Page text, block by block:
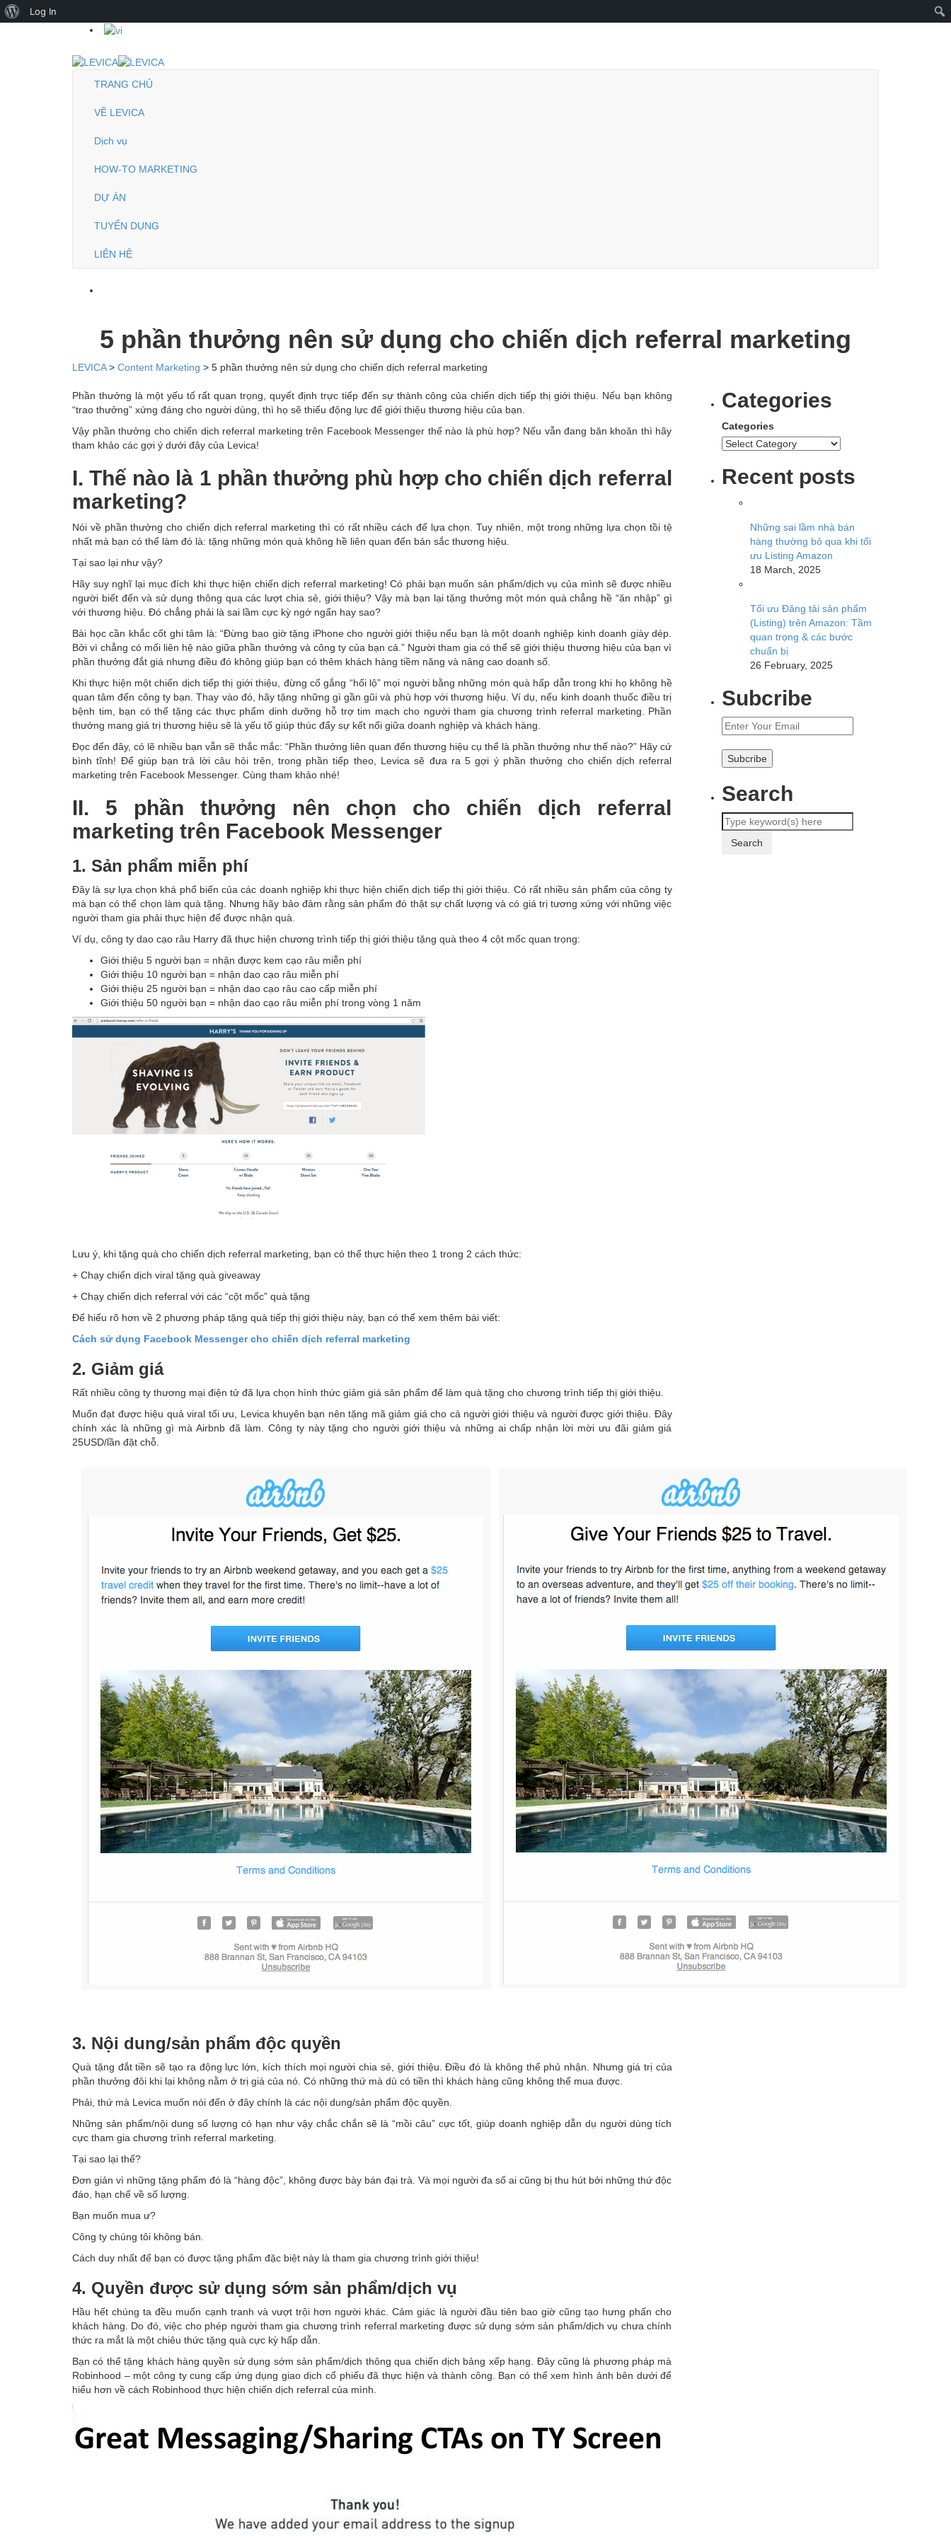
TRANG CHỦ
VỀ LEVICA
Dịch vụ
HOW-TO MARKETING
DỰ ÁN
TUYỂN DỤNG
LIÊN HỆ
5 phần thưởng nên sử dụng cho chiến dịch referral marketing
LEVICA> Content Marketing > 5 phần thưởng nên sử dụng cho chiến dịch referral marketing
Phần thưởng là một yếu tố rất quan trọng, quyết định trực tiếp đến sự thành công của chiến dịch tiếp thị giới thiệu. Nếu bạn không
“trao thưởng” xứng đáng cho người dùng, thì họ sẽ thiếu động lực để giới thiệu thương hiệu của bạn.
Vậy phần thưởng cho chiến dịch referral marketing trên Facebook Messenger thế nào là phù hợp? Nếu vẫn đang băn khoăn thì hãy
tham khảo các gợi ý dưới đây của Levica!
I. Thế nào là 1 phần thưởng phù hợp cho chiến dịch referral
marketing?
Nói về phần thưởng cho chiến dịch referral marketing thì có rất nhiều cách để lựa chọn. Tuy nhiên, một trong những lựa chọn tồi tệ
nhất mà bạn có thể làm đó là: tặng những món quà không hề liên quan đến bản sắc thương hiệu.
Tại sao lại như vậy?
Hãy suy nghĩ lại mục đích khi thực hiện chiến dịch referral marketing! Có phải bạn muốn sản phẩm/dịch vụ của mình sẽ được nhiều
người biết đến và sử dụng thông qua các lượt chia sẻ, giới thiệu? Vậy mà bạn lại tặng thưởng một món quà chẳng hề “ăn nhập” gì
với thương hiệu. Đó chẳng phải là sai lầm cực kỳ ngớ ngẩn hay sao?
Bài học cần khắc cốt ghi tâm là: “Đừng bao giờ tặng iPhone cho người giới thiệu nếu bạn là một doanh nghiệp kinh doanh giày dép.
Bởi vì chẳng có mối liên hệ nào giữa phần thưởng và công ty của bạn cả.” Người tham gia có thể sẽ giới thiệu thương hiệu của bạn vì
phần thưởng đắt giá nhưng điều đó không giúp bạn có thêm khách hàng tiềm năng và nâng cao doanh số.
Khi thực hiện một chiến dịch tiếp thị giới thiệu, đừng cố gắng “hối lộ” mọi người bằng những món quà hấp dẫn trong khi họ không hề
quan tâm đến công ty bạn. Thay vào đó, hãy tặng những gì gần gũi và phù hợp với thương hiệu. Ví dụ, nếu kinh doanh thuốc điều trị
bệnh tim, bạn có thể tặng các thực phẩm dinh dưỡng hỗ trợ tim mạch cho người tham gia chương trình referral marketing. Phần
thưởng mang giá trị thương hiệu sẽ là yếu tố giúp thúc đẩy sự kết nối giữa doanh nghiệp và khách hàng.
Đọc đến đây, có lẽ nhiều bạn vẫn sẽ thắc mắc: “Phần thưởng liên quan đến thương hiệu cụ thể là phần thưởng như thế nào?” Hãy cứ
bình tĩnh! Để giúp bạn trả lời câu hỏi trên, trong phần tiếp theo, Levica sẽ đưa ra 5 gợi ý phần thưởng cho chiến dịch referral
marketing trên Facebook Messenger. Cùng tham khảo nhé!
II. 5 phần thưởng nên chọn cho chiến dịch referral
marketing trên Facebook Messenger
1. Sản phẩm miễn phí
Đây là sự lựa chọn khá phổ biến của các doanh nghiệp khi thực hiện chiến dịch tiếp thị giới thiệu. Có rất nhiều sản phẩm của công ty
mà bạn có thể chọn làm quà tặng. Nhưng hãy bảo đảm rằng sản phẩm đó thật sự chất lượng và có giá trị tương xứng với những việc
người tham gia phải thực hiện để được nhận quà.
Ví dụ, công ty dao cạo râu Harry đã thực hiện chương trình tiếp thị giới thiệu tặng quà theo 4 cột mốc quan trọng:
Giới thiệu 5 người bạn = nhận được kem cạo râu miễn phí
Giới thiệu 10 người bạn = nhận dao cạo râu miễn phí
Giới thiệu 25 người bạn = nhận dao cạo râu cao cấp miễn phí
Giới thiệu 50 người bạn = nhận dao cạo râu miễn phí trong vòng 1 năm
Lưu ý, khi tặng quà cho chiến dịch referral marketing, bạn có thể thực hiện theo 1 trong 2 cách thức:
+ Chạy chiến dịch viral tặng quà giveaway
+ Chạy chiến dịch referral với các “cột mốc” quà tặng
Để hiểu rõ hơn về 2 phương pháp tặng quà tiếp thị giới thiệu này, bạn có thể xem thêm bài viết:
Cách sử dụng Facebook Messenger cho chiến dịch referral marketing
2. Giảm giá
Rất nhiều công ty thương mại điện tử đã lựa chọn hình thức giảm giá sản phẩm để làm quà tặng cho chương trình tiếp thị giới thiệu.
Muốn đạt được hiệu quả viral tối ưu, Levica khuyên bạn nên tặng mã giảm giá cho cả người giới thiệu và người được giới thiệu. Đây
chính xác là những gì mà Airbnb đã làm. Công ty này tặng cho người giới thiệu và những ai chấp nhận lời mời ưu đãi giảm giá
25USD/lần đặt chỗ.
3. Nội dung/sản phẩm độc quyền
Quà tặng đắt tiền sẽ tạo ra động lực lớn, kích thích mọi người chia sẻ, giới thiệu. Điều đó là không thể phủ nhận. Nhưng giá trị của
phần thưởng đôi khi lại không nằm ở trị giá của nó. Có những thứ mà dù có tiền thì khách hàng cũng không thể mua được.
Phải, thứ mà Levica muốn nói đến ở đây chính là các nội dung/sản phẩm độc quyền.
Những sản phẩm/nội dung số lượng có hạn như vậy chắc chắn sẽ là “mồi câu” cực tốt, giúp doanh nghiệp dẫn dụ người dùng tích
cực tham gia chương trình referral marketing.
Tại sao lại thế?
Đơn giản vì những tặng phẩm đó là “hàng độc”, không được bày bán đại trà. Và mọi người đa số ai cũng bị thu hút bởi những thứ độc
đáo, hạn chế về số lượng.
Bạn muốn mua ư?
Công ty chúng tôi không bán.
Cách duy nhất để bạn có được tặng phẩm đặc biệt này là tham gia chương trình giới thiệu!
4. Quyền được sử dụng sớm sản phẩm/dịch vụ
Hầu hết chúng ta đều muốn cạnh tranh và vượt trội hơn người khác. Cảm giác là người đầu tiên bao giờ cũng tạo hưng phấn cho
khách hàng. Do đó, việc cho phép người tham gia chương trình referral marketing được sử dụng sớm sản phẩm/dịch vụ chưa chính
thức ra mắt là một chiêu thức tặng quà cực kỳ hấp dẫn.
Bạn có thể tặng khách hàng quyền sử dụng sớm sản phẩm/dịch thông qua chiến dịch bảng xếp hạng. Đây cũng là phương pháp mà
Robinhood – một công ty cung cấp ứng dụng giao dịch cổ phiếu đã thực hiện và thành công. Bạn có thể xem hình ảnh bên dưới để
hiểu hơn về cách Robinhood thực hiện chiến dịch referral của mình.
Categories
Categories
Recent posts
Những sai lầm nhà bán
hàng thường bỏ qua khi tối
ưu Listing Amazon
18 March, 2025
Tối ưu Đăng tải sản phẩm
(Listing) trên Amazon: Tầm
quan trọng & các bước
chuẩn bị
26 February, 2025
Subcribe
Search
About
Log In